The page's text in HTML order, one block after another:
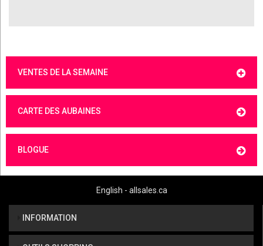
VENTES DE LA SEMAINE
CARTE DES AUBAINES
BLOGUE
English - allsales.ca
INFORMATION